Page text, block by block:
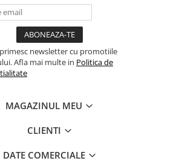
newsletter cu promotiile
Afla mai multe in Politica de
MAGAZINUL MEU
CLIENTI
DATE COMERCIALE